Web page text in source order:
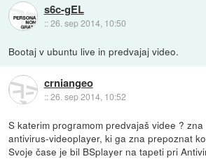
s6c-gEL
::26. sep 2014, 10:50
Bootaj v ubuntu live in predvajaj video.
crniangeo
::26. sep 2014, 10:52
S katerim programom predvajaš videe ?
antivirus-videoplayer, ki ga zna prepoznat
Svoje čase je bil BSplayer na tapeti pri